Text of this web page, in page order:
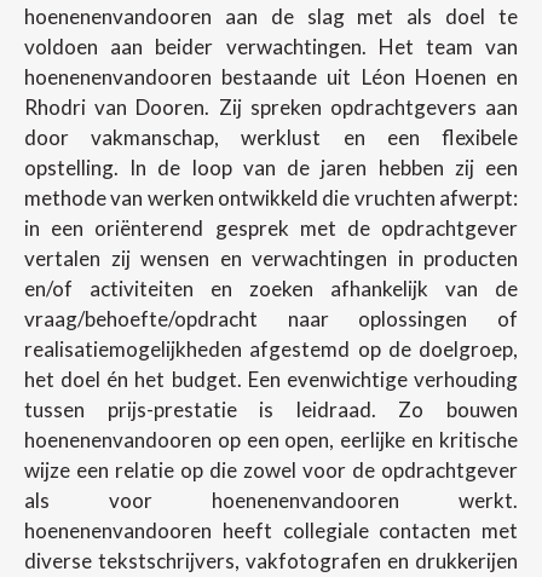
hoenenenvandooren aan de slag met als doel te
voldoen aan beider verwachtingen. Het team van
hoenenenvandooren bestaande uit Léon Hoenen en
Rhodri van Dooren. Zij spreken opdrachtgevers aan
door vakmanschap, werklust en een flexibele
opstelling. In de loop van de jaren hebben zij een
methode van werken ontwikkeld die vruchten afwerpt:
in een oriënterend gesprek met de opdrachtgever
vertalen zij wensen en verwachtingen in producten
en/of activiteiten en zoeken afhankelijk van de
vraag/behoefte/opdracht naar oplossingen of
realisatiemogelijkheden afgestemd op de doelgroep,
het doel én het budget. Een evenwichtige verhouding
tussen prijs-prestatie is leidraad. Zo bouwen
hoenenenvandooren op een open, eerlijke en kritische
wijze een relatie op die zowel voor de opdrachtgever
als voor hoenenenvandooren werkt.
hoenenenvandooren heeft collegiale contacten met
diverse tekstschrijvers, vakfotografen en drukkerijen